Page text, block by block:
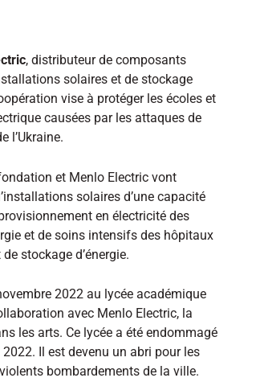
, distributeur de composants
solaires et de stockage
vise à protéger les écoles et
causées par les attaques de
l’Ukraine.
et Menlo Electric vont
solaires d’une capacité
en électricité des
et de soins intensifs des hôpitaux
stockage d’énergie.
2022 au lycée académique
avec Menlo Electric, la
les arts. Ce lycée a été endommagé
Il est devenu un abri pour les
bombardements de la ville.